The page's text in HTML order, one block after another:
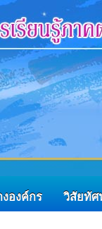
งองค์กร วิสัยทัศ